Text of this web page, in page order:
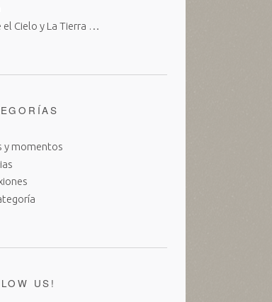
el Cielo y La Tierra …
y momentos
US!